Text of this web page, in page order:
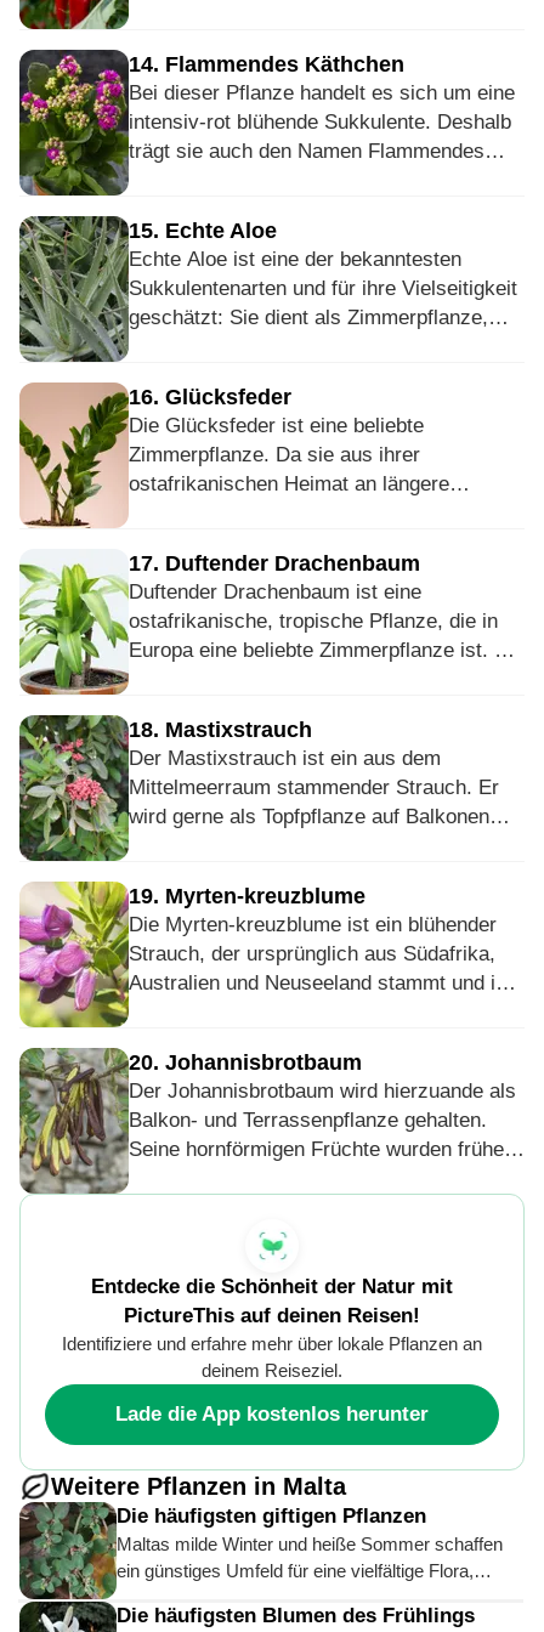
Pflanze auch als Gemüse genutzt wurde.
Da Spanischer Pfeffer in vielen
verschiedenen Kulturen kultiviert und
gegessen wird, gibt es mittlerweile etliche
14. Flammendes Käthchen
Bei dieser Pflanze handelt es sich um eine
intensiv-rot blühende Sukkulente. Deshalb
trägt sie auch den Namen Flammendes
Farben und lange blühen. Ein einzelnes
Flammendes Käthchen kann bis zu 500
Blüten tragen, die Mitte Winter bis Mitte
Frühling blühen.
15. Echte Aloe
Echte Aloe ist eine der bekanntesten
Sukkulentenarten und für ihre Vielseitigkeit
geschätzt: Sie dient als Zimmerpflanze,
verwendet. Ursprünglich kommt die Pflanze
von der arabischen Halbinsel, wächst heute
aber auch in vielen anderen tropischen und
ariden Gebieten wild.
16. Glücksfeder
Die Glücksfeder ist eine beliebte
Zimmerpflanze. Da sie aus ihrer
ostafrikanischen Heimat an längere
verschiedene Lichtverhältnisse stören die
Glücksfeder nicht. Es sei jedoch erwähnt,
dass alle Teile der Pflanze giftig sind.
17. Duftender Drachenbaum
Duftender Drachenbaum ist eine
ostafrikanische, tropische Pflanze, die in
Europa eine beliebte Zimmerpflanze ist. Die
gelb gefärbt am Blattrand. Die grün-weißen
Blüten geben einen nach Jasmin
wohlriechenden ab – daher auch sein Name
Duftender Drachenbaum.Sie blühen jedoch
Zimmerpflanze gehalten werden.
18. Mastixstrauch
Der Mastixstrauch ist ein aus dem
Mittelmeerraum stammender Strauch. Er
wird gerne als Topfpflanze auf Balkonen
gedeihen. In seiner Heimat wird er für sein
Harz angebaut, welches vielseitige
wirtschaftliche Verwendung findet.
19. Myrten-kreuzblume
Die Myrten-kreuzblume ist ein blühender
Strauch, der ursprünglich aus Südafrika,
Australien und Neuseeland stammt und ist
eingebürgerte Pflanze, die heimischen
Arten durch rasche Ausbreitung verdrängen
kann. Die attraktiven lilafarbenen Blüten,
die sich nachts schließen, können teilweise
nicht winterhart ist.
20. Johannisbrotbaum
Der Johannisbrotbaum wird hierzuande als
Balkon- und Terrassenpflanze gehalten.
Seine hornförmigen Früchte wurden früher
Gold, Silber und auch von Gewürzen
verwendet. Dieses immer gleiche Gewicht
der Früchte wurde "kerátion" genannt, ein
griechisches Wort, aus dem sich der
heutige Begriff "Karat" entwickelte.
Entdecke die Schönheit der Natur mit
PictureThis auf deinen Reisen!
Identifiziere und erfahre mehr über lokale Pflanzen an
deinem Reiseziel.
Lade die App kostenlos herunter
Weitere Pflanzen in Malta
Die häufigsten giftigen Pflanzen
Maltas milde Winter und heiße Sommer schaffen
ein günstiges Umfeld für eine vielfältige Flora,
Landfläche bietet die Insel eine Vielzahl von
Die häufigsten Blumen des Frühlings